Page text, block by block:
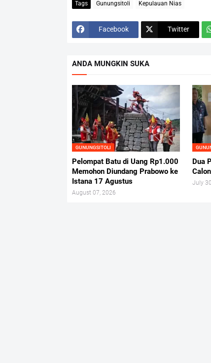
Tags Gunungsitoli Kepulauan Nias
Facebook Twitter
ANDA MUNGKIN SUKA
GUNUNGSITOLI
Pelompat Batu di Uang Rp1.000
Memohon Diundang Prabowo ke
Istana 17 Agustus
August 07, 2026
Dua
July